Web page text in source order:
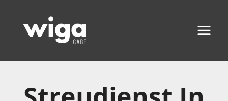
Inhalt
springen